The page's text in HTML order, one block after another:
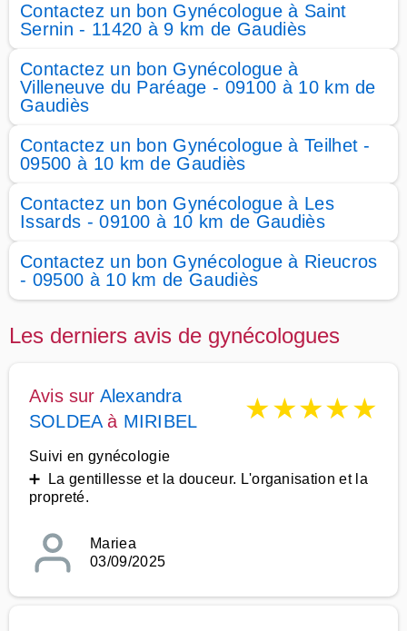
Contactez un bon Gynécologue à Saint
Sernin - 11420 à 9 km de Gaudiès
Contactez un bon Gynécologue à
Villeneuve du Paréage - 09100 à 10 km de
Gaudiès
Contactez un bon Gynécologue à Teilhet -
09500 à 10 km de Gaudiès
Contactez un bon Gynécologue à Les
Issards - 09100 à 10 km de Gaudiès
Contactez un bon Gynécologue à Rieucros
- 09500 à 10 km de Gaudiès
Les derniers avis de gynécologues
Avis sur Alexandra
SOLDEAà MIRIBEL ★★★★★
Suivi en gynécologie
➕ La gentillesse et la douceur. L'organisation et la
propreté.
Mariea
03/09/2025